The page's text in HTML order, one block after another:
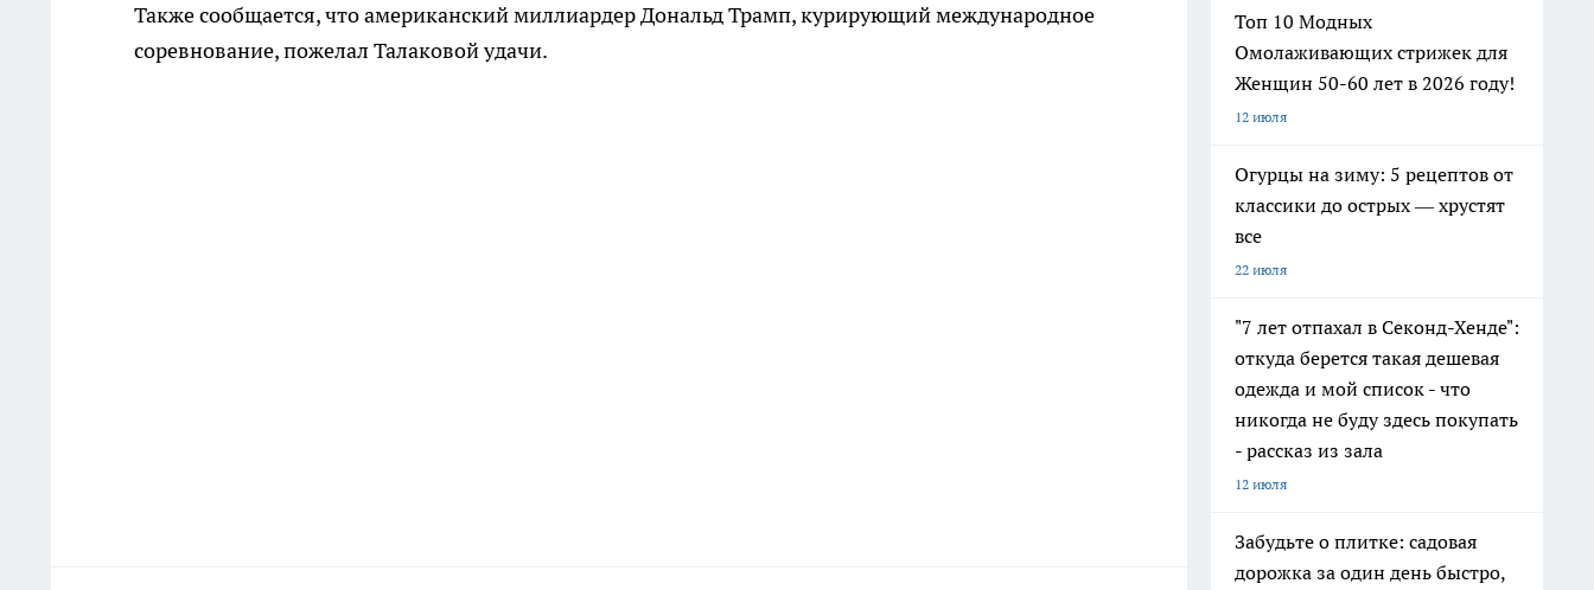
Также сообщается, что американский миллиардер Дональд Трамп, курирующий международное
соревнование, пожелал Талаковой удачи.
Топ 10 Модных
Омолаживающих стрижек для
Женщин 50-60 лет в 2026 году!
12 июля
Огурцы на зиму: 5 рецептов от
классики до острых — хрустят
все
22 июля
"7 лет отпахал в Секонд-Хенде":
откуда берется такая дешевая
одежда и мой список - что
никогда не буду здесь покупать
- рассказ из зала
12 июля
Забудьте о плитке: садовая
дорожка за один день быстро,